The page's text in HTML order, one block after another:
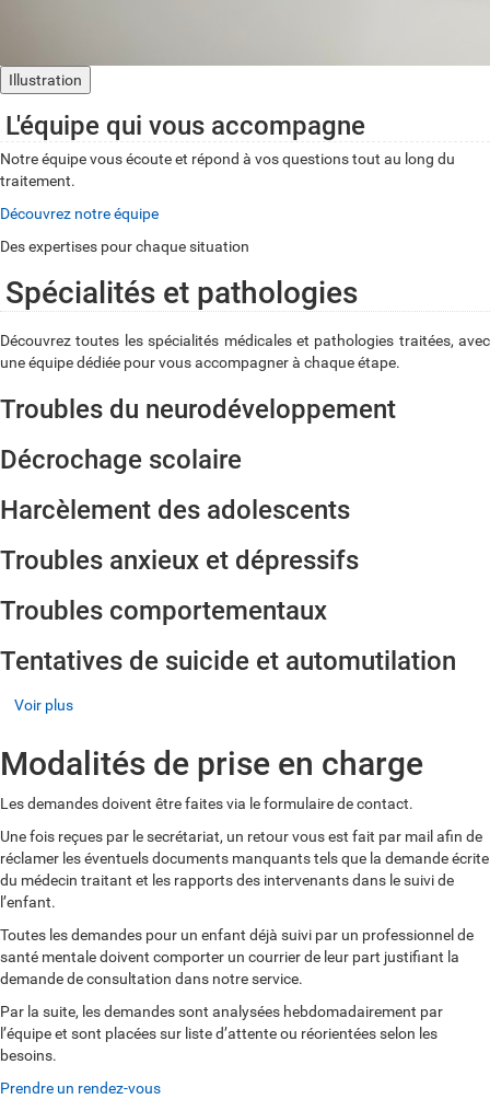
Illustration
L'équipe qui vous accompagne
Notre équipe vous écoute et répond à vos questions tout au long du
traitement.
Découvrez notre équipe
Des expertises pour chaque situation
Spécialités et pathologies
Découvrez toutes les spécialités médicales et pathologies traitées, avec
une équipe dédiée pour vous accompagner à chaque étape.
Troubles du neurodéveloppement
Décrochage scolaire
Harcèlement des adolescents
Troubles anxieux et dépressifs
Troubles comportementaux
Tentatives de suicide et automutilation
Voir plus
Modalités de prise en charge
Les demandes doivent être faites via le formulaire de contact.
Une fois reçues par le secrétariat, un retour vous est fait par mail afin de
réclamer les éventuels documents manquants tels que la demande écrite
du médecin traitant et les rapports des intervenants dans le suivi de
l’enfant.
Toutes les demandes pour un enfant déjà suivi par un professionnel de
santé mentale doivent comporter un courrier de leur part justifiant la
demande de consultation dans notre service.
Par la suite, les demandes sont analysées hebdomadairement par
l’équipe et sont placées sur liste d’attente ou réorientées selon les
besoins.
Prendre un rendez-vous